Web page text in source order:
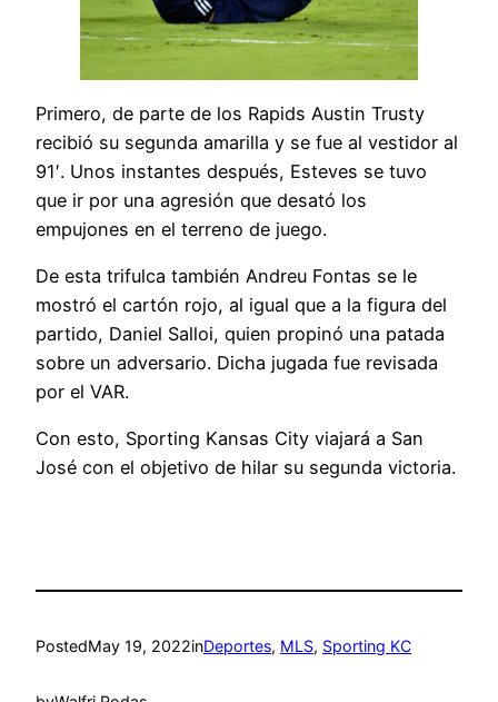
Primero, de parte de los Rapids Austin Trusty
recibió su segunda amarilla y se fue al vestidor al
91′. Unos instantes después, Esteves se tuvo
que ir por una agresión que desató los
empujones en el terreno de juego.
De esta trifulca también Andreu Fontas se le
mostró el cartón rojo, al igual que a la figura del
partido, Daniel Salloi, quien propinó una patada
sobre un adversario. Dicha jugada fue revisada
por el VAR.
Con esto, Sporting Kansas City viajará a San
José con el objetivo de hilar su segunda victoria.
PostedMay 19, 2022inDeportes, MLS, Sporting KC